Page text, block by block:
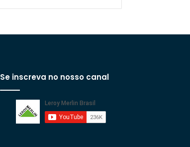
Se inscreva no nosso canal